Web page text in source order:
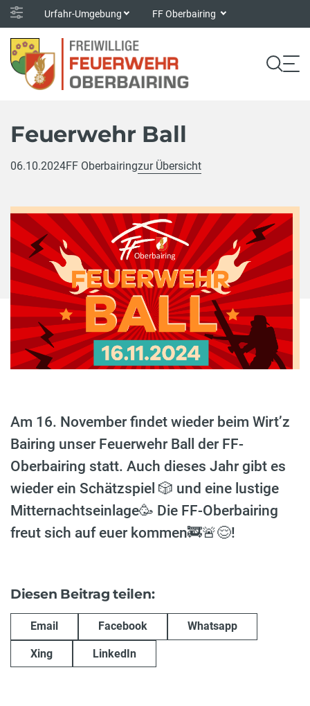
Urfahr-Umgebung FF Oberbairing
Feuerwehr Ball
06.10.2024FF Oberbairingzur Übersicht
Am 16. November findet wieder beim Wirt’z
Bairing unser Feuerwehr Ball der FF-
Oberbairing statt. Auch dieses Jahr gibt es
wieder ein Schätzspiel 🎲 und eine lustige
Mitternachtseinlage🥳 Die FF-Oberbairing
freut sich auf euer kommen🚒🚨😌!
Diesen Beitrag teilen:
Email Facebook Whatsapp
Xing LinkedIn